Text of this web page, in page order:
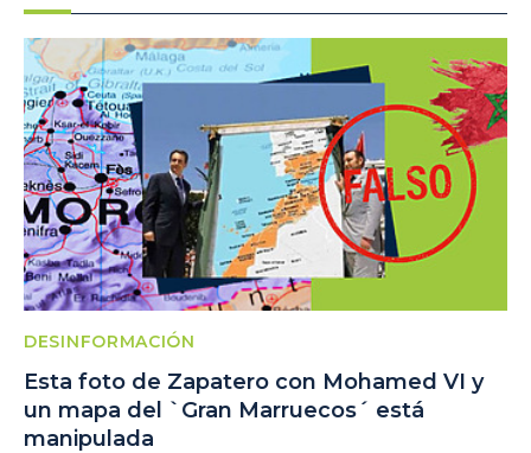
DESINFORMACIÓN
Esta foto de Zapatero con Mohamed VI y
un mapa del `Gran Marruecos´ está
manipulada